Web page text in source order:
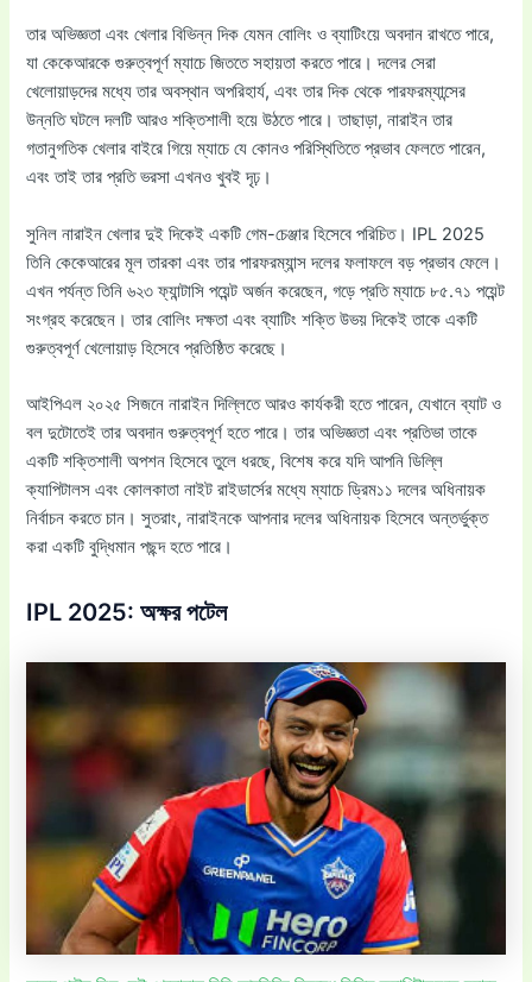
তার অভিজ্ঞতা এবং খেলার বিভিন্ন দিক যেমন বোলিং ও ব্যাটিংয়ে অবদান রাখতে পারে,
যা কেকেআরকে গুরুত্বপূর্ণ ম্যাচে জিততে সহায়তা করতে পারে। দলের সেরা
খেলোয়াড়দের মধ্যে তার অবস্থান অপরিহার্য, এবং তার দিক থেকে পারফরম্যান্সের
উন্নতি ঘটলে দলটি আরও শক্তিশালী হয়ে উঠতে পারে। তাছাড়া, নারাইন তার
গতানুগতিক খেলার বাইরে গিয়ে ম্যাচে যে কোনও পরিস্থিতিতে প্রভাব ফেলতে পারেন,
এবং তাই তার প্রতি ভরসা এখনও খুবই দৃঢ়।
সুনিল নারাইন খেলার দুই দিকেই একটি গেম-চেঞ্জার হিসেবে পরিচিত। IPL 2025
তিনি কেকেআরের মূল তারকা এবং তার পারফরম্যান্স দলের ফলাফলে বড় প্রভাব ফেলে।
এখন পর্যন্ত তিনি ৬২৩ ফ্যান্টাসি পয়েন্ট অর্জন করেছেন, গড়ে প্রতি ম্যাচে ৮৫.৭১ পয়েন্ট
সংগ্রহ করেছেন। তার বোলিং দক্ষতা এবং ব্যাটিং শক্তি উভয় দিকেই তাকে একটি
গুরুত্বপূর্ণ খেলোয়াড় হিসেবে প্রতিষ্ঠিত করেছে।
আইপিএল ২০২৫ সিজনে নারাইন দিল্লিতে আরও কার্যকরী হতে পারেন, যেখানে ব্যাট ও
বল দুটোতেই তার অবদান গুরুত্বপূর্ণ হতে পারে। তার অভিজ্ঞতা এবং প্রতিভা তাকে
একটি শক্তিশালী অপশন হিসেবে তুলে ধরছে, বিশেষ করে যদি আপনি ডিল্লি
ক্যাপিটালস এবং কোলকাতা নাইট রাইডার্সের মধ্যে ম্যাচে ড্রিম১১ দলের অধিনায়ক
নির্বাচন করতে চান। সুতরাং, নারাইনকে আপনার দলের অধিনায়ক হিসেবে অন্তর্ভুক্ত
করা একটি বুদ্ধিমান পছন্দ হতে পারে।
IPL 2025: অক্ষর পটেল